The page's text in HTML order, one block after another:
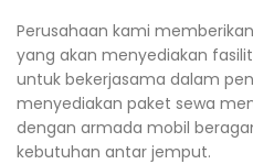
Perusahaan kami
yang akan menyediakan
untuk bekerjasama dalam
menyediakan paket sewa
dengan armada mobil
kebutuhan antar jemput.